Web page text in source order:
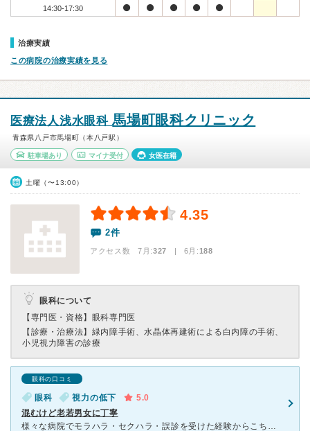
14:30-17:30
治療実績
この病院の治療実績を見る
医療法人浅水眼科馬場町眼科クリニック
青森県八戸市馬場町（本八戸駅）
駐車場あり マイナ受付 女医在籍
土曜（〜13:00）
4.35
2件
アクセス数 7月:327 | 6月:188
眼科について
【専門医・資格】 眼科専門医
【診療・治療法】 緑内障手術、水晶体再建術による白内障の手術、
小児視力障害の診療
眼科の口コミ
眼科 視力の低下
5.0
混むけど老若男女に丁寧
様々な病院でモラハラ・セクハラ・誤診を受けた経験からこちらの眼科さんは信頼できる、と言えます。 持病や治療中の病をひっそり確認して下さいますし、車椅子来院にも対応。子供さんの目に検査用の薬を入れる時